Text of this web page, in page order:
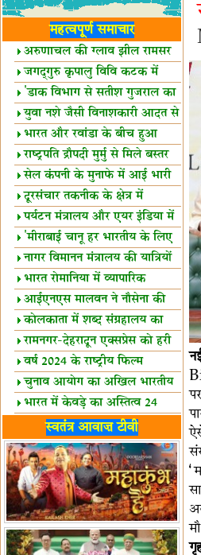
महत्वपूर्ण समाचार
अरुणाचल की ग्लाव झील रामसर
स्थल घोषित
जगद्गुरु कृपालु विवि कटक में
शैक्षिक सत्र शुरू
'डाक विभाग से सतीश गुजराल का
रिश्ता गहरा'
युवा नशे जैसी विनाशकारी आदत से
दूर रहें-मोदी
भारत और रवांडा के बीच हुआ
व्यापार विस्तार
राष्ट्रपति द्रौपदी मुर्मु से मिले बस्तर
के प्रतिनिधि
सेल कंपनी के मुनाफे में आई भारी
उछाल!
दूरसंचार तकनीक के क्षेत्र में
उत्कृष्टता पुरस्कार
पर्यटन मंत्रालय और एयर इंडिया में
समझौता
'मीराबाई चानू हर भारतीय के लिए
प्रेरणा'
नागर विमानन मंत्रालय की यात्रियों
को सलाह
भारत रोमानिया में व्यापारिक
साझेदारियां
आईएनएस मालवन ने नौसेना की
ताकत बढ़ाई
कोलकाता में शब्द संग्रहालय का
उद्घाटन
रामनगर-देहरादून एक्सप्रेस को हरी
झंडीवर्ष 2024 के राष्ट्रीय फिल्म
पुरस्कारों की घोषणा
चुनाव आयोग का अखिल भारतीय
मीडिया सम्मेलन
भारत में केवड़े का अस्तित्‍व 24
लाख वर्ष!
लखनऊ में 'एक राष्ट्र एक चुनाव'
पर बैठक
विधानमंडल लोकतंत्र की पाठशाला
हैं-बिरला
'द वॉयस ऑफ जस्टिस: जस्टिस
गवई स्पीक्स'
राष्ट्रीय युद्ध स्मारक से 'शौर्य विजय
यात्रा' शुरू
भारत जापान में रक्षा संबंधों का
विस्तार
'एनसीसी को मजबूत करना राष्ट्रीय
जिम्मेदारी'
भारत-ऑस्ट्रेलिया ने खेल संबंधों का
स्वतंत्र आवाज़ टीवी